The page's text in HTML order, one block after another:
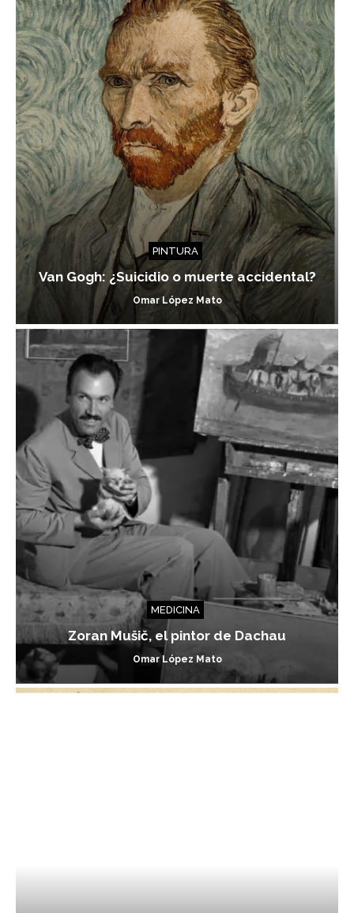
PINTURA
Van Gogh: ¿Suicidio o muerte accidental?
Omar López Mato
MEDICINA
Zoran Mušič, el pintor de Dachau
Omar López Mato